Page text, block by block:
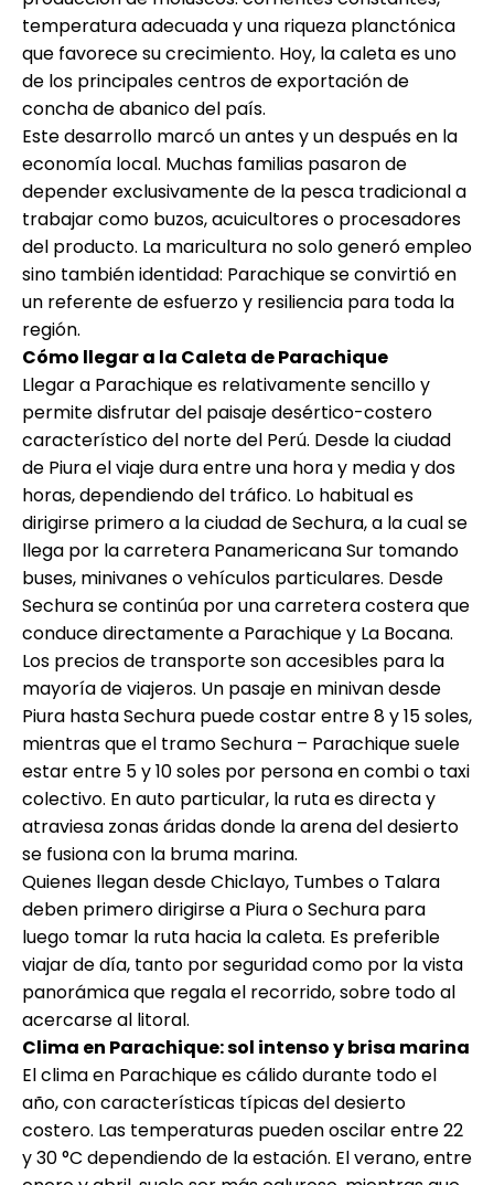
temperatura adecuada y una riqueza planctónica
que favorece su crecimiento. Hoy, la caleta es uno
de los principales centros de exportación de
concha de abanico del país.
Este desarrollo marcó un antes y un después en la
economía local. Muchas familias pasaron de
depender exclusivamente de la pesca tradicional a
trabajar como buzos, acuicultores o procesadores
del producto. La maricultura no solo generó empleo
sino también identidad: Parachique se convirtió en
un referente de esfuerzo y resiliencia para toda la
región.
Cómo llegar a la Caleta de Parachique
Llegar a Parachique es relativamente sencillo y
permite disfrutar del paisaje desértico-costero
característico del norte del Perú. Desde la ciudad
de Piura el viaje dura entre una hora y media y dos
horas, dependiendo del tráfico. Lo habitual es
dirigirse primero a la ciudad de Sechura, a la cual se
llega por la carretera Panamericana Sur tomando
buses, minivanes o vehículos particulares. Desde
Sechura se continúa por una carretera costera que
conduce directamente a Parachique y La Bocana.
Los precios de transporte son accesibles para la
mayoría de viajeros. Un pasaje en minivan desde
Piura hasta Sechura puede costar entre 8 y 15 soles,
mientras que el tramo Sechura – Parachique suele
estar entre 5 y 10 soles por persona en combi o taxi
colectivo. En auto particular, la ruta es directa y
atraviesa zonas áridas donde la arena del desierto
se fusiona con la bruma marina.
Quienes llegan desde Chiclayo, Tumbes o Talara
deben primero dirigirse a Piura o Sechura para
luego tomar la ruta hacia la caleta. Es preferible
viajar de día, tanto por seguridad como por la vista
panorámica que regala el recorrido, sobre todo al
acercarse al litoral.
Clima en Parachique: sol intenso y brisa marina
El clima en Parachique es cálido durante todo el
año, con características típicas del desierto
costero. Las temperaturas pueden oscilar entre 22
y 30 °C dependiendo de la estación. El verano, entre